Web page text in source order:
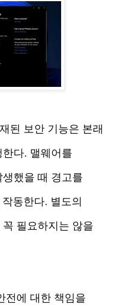
된 보안 기능은 본래
다. 맬웨어를
했을 때 경고를
동한다. 별도의
필요하지는 않을
전에 대한 책임을